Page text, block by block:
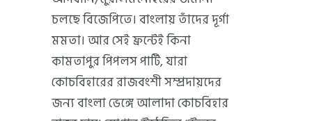
চলছে বিজেপিতে। বাংলায় তাঁদের দূর্গা
মমতা। আর সেই ফ্রন্টেই কিনা
কামতাপুর পিপলস পার্টি, যারা
কোচবিহারের রাজবংশী সম্প্রদায়দের
জন্য বাংলা ভেঙ্গে আলাদা কোচবিহার